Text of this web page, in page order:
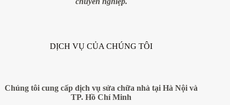
DỊCH VỤ CỦA CHÚNG TÔI
Chúng tôi cung cấp dịch vụ sửa chữa nhà tại Hà Nội và
TP. Hồ Chí Minh